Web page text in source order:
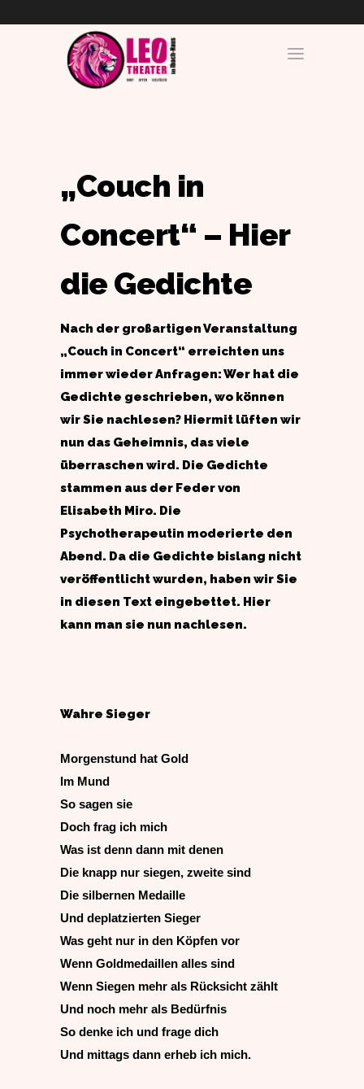
„Couch in
Concert“ – Hier
die Gedichte
Nach der großartigen Veranstaltung
„Couch in Concert“ erreichten uns
immer wieder Anfragen: Wer hat die
Gedichte geschrieben, wo können
wir Sie nachlesen? Hiermit lüften wir
nun das Geheimnis, das viele
überraschen wird. Die Gedichte
stammen aus der Feder von
Elisabeth Miro. Die
Psychotherapeutin moderierte den
Abend. Da die Gedichte bislang nicht
veröffentlicht wurden, haben wir Sie
in diesen Text eingebettet. Hier
kann man sie nun nachlesen.
Wahre Sieger
Morgenstund hat Gold
Im Mund
So sagen sie
Doch frag ich mich
Was ist denn dann mit denen
Die knapp nur siegen, zweite sind
Die silbernen Medaille
Und deplatzierten Sieger
Was geht nur in den Köpfen vor
Wenn Goldmedaillen alles sind
Wenn Siegen mehr als Rücksicht zählt
Und noch mehr als Bedürfnis
So denke ich und frage dich
Und mittags dann erheb ich mich.